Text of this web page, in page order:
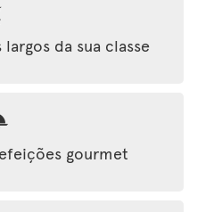
da sua classe
gourmet